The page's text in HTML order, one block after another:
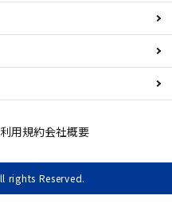
利用規約会社概要
rights Reserved.